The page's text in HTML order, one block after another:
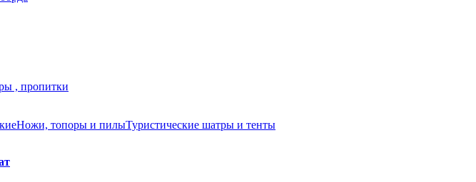
, пропитки
Ножи, топоры и пилыТуристические шатры и тенты